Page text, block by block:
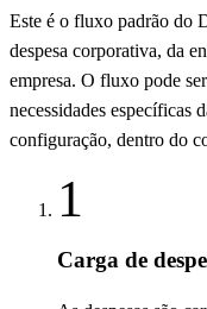
Este é o fluxo padrão do
despesa corporativa, da
empresa. O fluxo pode
necessidades específicas
configuração, dentro do
1
Carga de